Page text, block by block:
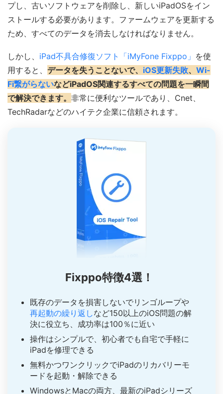
プし、古いソフトウェアを削除し、新しいiPadOSをイン
ストールする必要があります。ファームウェアを更新する
ため、すべてのデータを消去しなければなりません。
しかし、 iPad不具合修復ソフト「iMyFone Fixppo」 を使
用すると、 データを失うことないで、 iOS更新失敗、 Wi-
Fi繋がらないなどiPadOS関連するすべての問題を一瞬間
で解決できます。 非常に便利なツールであり、Cnet、
TechRadarなどのハイテク企業に信頼されます。
Fixppo特徴4選！
既存のデータを損害しないでリンゴループや
再起動の繰り返しなど150以上のiOS問題の解
決に役立ち、成功率は100％に近い
操作はシンプルで、初心者でも自宅で手軽に
iPadを修理できる
無料かつワンクリックでiPadのリカバリーモ
ードを起動・解除できる
WindowsとMacの両方、最新のiPadシリーズ